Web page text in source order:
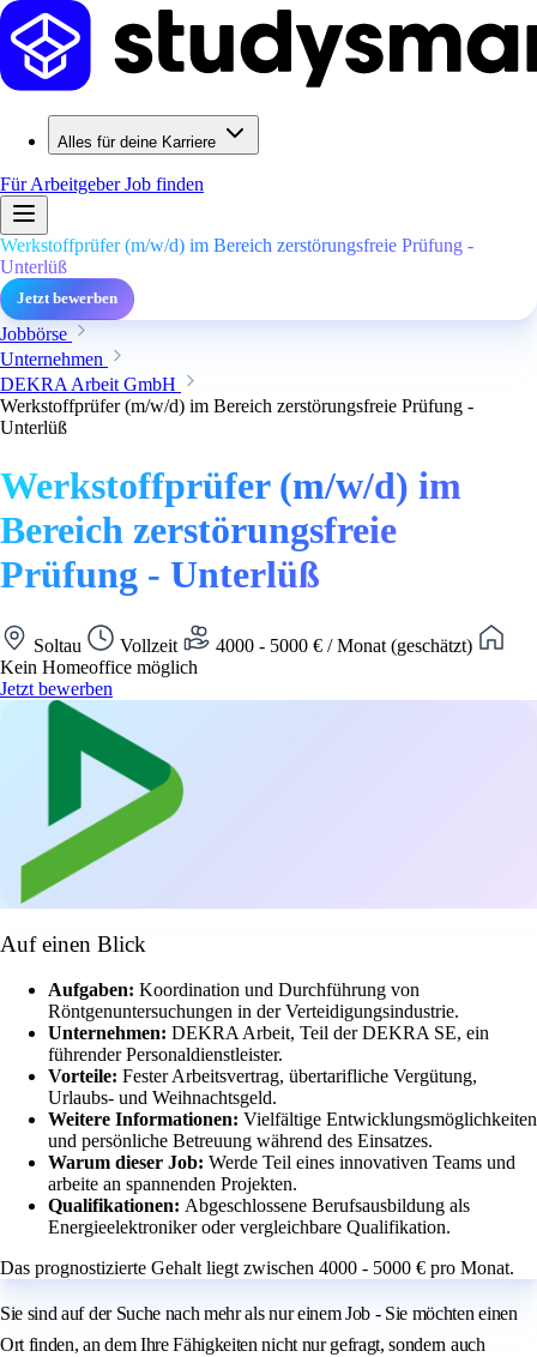
Alles für deine Karriere
Für ArbeitgeberJob finden
Werkstoffprüfer (m/w/d) im Bereich zerstörungsfreie Prüfung -
Unterlüß
Jetzt bewerben
Jobbörse
Unternehmen
DEKRA Arbeit GmbH
Werkstoffprüfer (m/w/d) im Bereich zerstörungsfreie Prüfung -
Unterlüß
Werkstoffprüfer (m/w/d) im
Bereich zerstörungsfreie
Prüfung - Unterlüß
Soltau Vollzeit
4000 - 5000 € / Monat (geschätzt)
Kein Homeoffice möglich
Jetzt bewerben
Auf einen Blick
Aufgaben: Koordination und Durchführung von
Röntgenuntersuchungen in der Verteidigungsindustrie.
Unternehmen: DEKRA Arbeit, Teil der DEKRA SE, ein
führender Personaldienstleister.
Vorteile: Fester Arbeitsvertrag, übertarifliche Vergütung,
Urlaubs- und Weihnachtsgeld.
Weitere Informationen: Vielfältige Entwicklungsmöglichkeiten
und persönliche Betreuung während des Einsatzes.
Warum dieser Job: Werde Teil eines innovativen Teams und
arbeite an spannenden Projekten.
Qualifikationen: Abgeschlossene Berufsausbildung als
Energieelektroniker oder vergleichbare Qualifikation.
Das prognostizierte Gehalt liegt zwischen 4000 - 5000 € pro Monat.
Sie sind auf der Suche nach mehr als nur einem Job - Sie möchten einen
Ort finden, an dem Ihre Fähigkeiten nicht nur gefragt, sondern auch